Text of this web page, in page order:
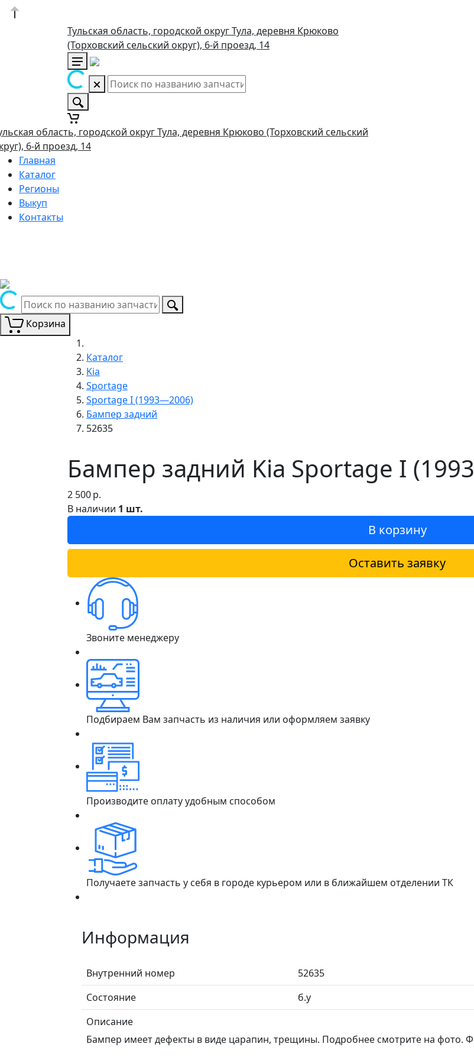
Тульская область, городской округ Тула, деревня Крюково
(Торховский сельский округ), 6-й проезд, 14
область, городской округ Тула, деревня Крюково (Торховский сельский
6-й проезд, 14
Главная
Каталог
Регионы
Выкуп
Контакты
Корзина
Каталог
Kia
Sportage
Sportage I (1993—2006)
Бампер задний
52635
Бампер задний Kia Sportage I
2 500р.
В наличии 1 шт.
В корзину
Оставить заявку
Звоните менеджеру
Подбираем Вам запчасть из наличия или оформляем заявку
Производите оплату удобным способом
Получаете запчасть у себя в городе курьером или в ближайшем отделении ТК
Информация
Внутренний номер
52635
Состояние
б.у
Описание
Бампер имеет дефекты в виде царапин, трещины. Подробнее смотрите на фото.